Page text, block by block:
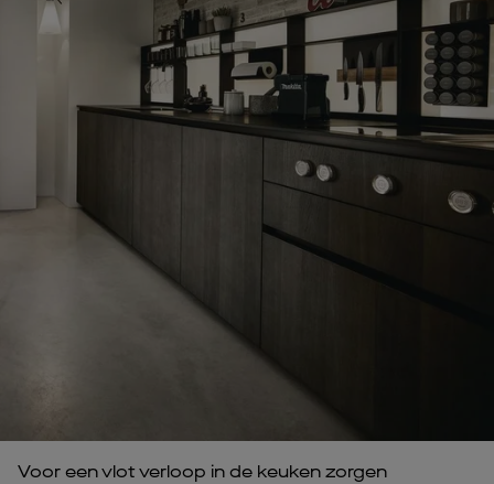
Voor een vlot verloop in de keuken zorgen